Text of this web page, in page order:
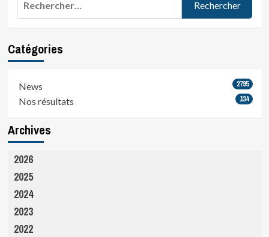
Catégories
News 2795
Nos résultats 134
Archives
2026
2025
2024
2023
2022